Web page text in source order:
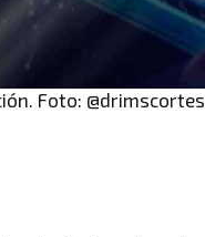
Foto: @drimscortes